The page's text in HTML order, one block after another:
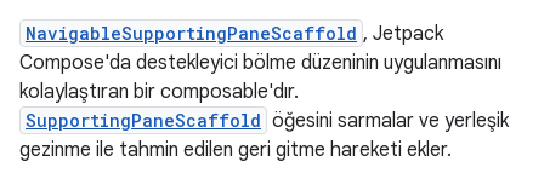
NavigableSupportingPaneScaffold , Jetpack
Compose'da destekleyici bölme düzeninin uygulanmasını
kolaylaştıran bir composable'dır.
SupportingPaneScaffold öğesini sarmalar ve yerleşik
gezinme ile tahmin edilen geri gitme hareketi ekler.